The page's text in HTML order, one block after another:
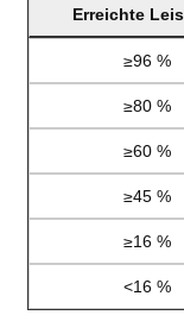
Erreichte
≥96 %
≥80 %
≥60 %
≥45 %
≥16 %
<16 %